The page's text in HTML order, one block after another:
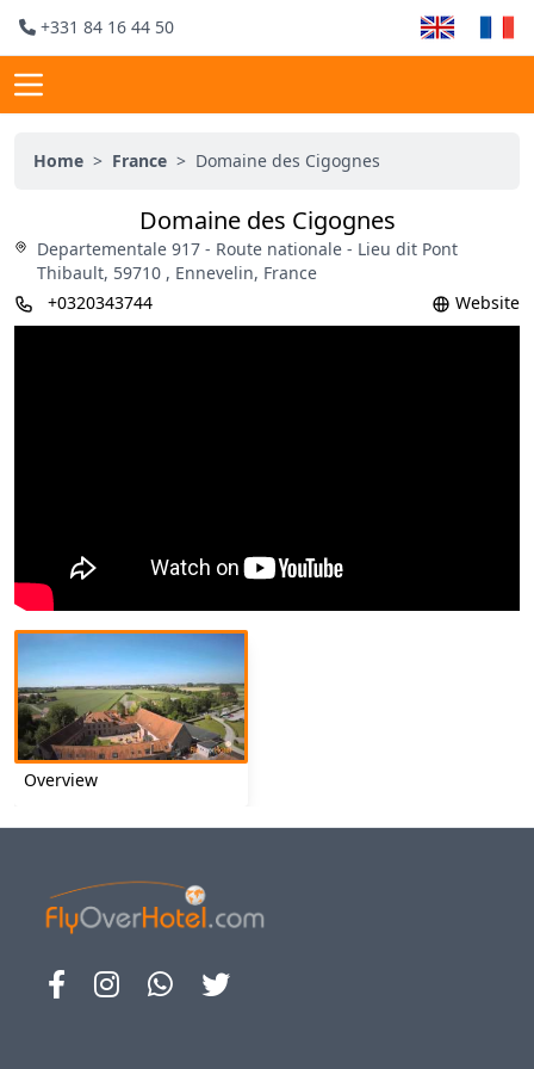
+331 84 16 44 50
Home > France > Domaine des Cigognes
Domaine des Cigognes
Departementale 917 - Route nationale - Lieu dit Pont
Thibault, 59710 , Ennevelin, France
+0320343744
Website
Overview